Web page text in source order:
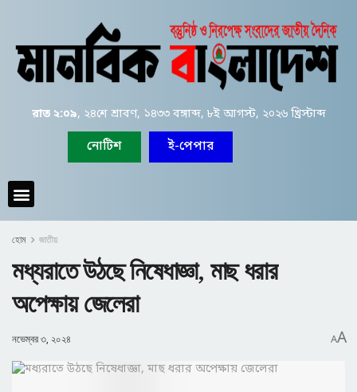
রাত ২:০৯, ২৪শে শ্রাবণ, ১৪৩৩ বঙ্গাব্দ, ৮ই আগস্ট, ২০২৬ খ্রিস্টাব্দ
নোটিশ ই-পেপার
হোম জাতীয়
মধ্যরাতে উঠছে নিষেধাজ্ঞা, মাছ ধরার
অপেক্ষায় জেলেরা
নভেম্বর ৩, ২০২৪ AA